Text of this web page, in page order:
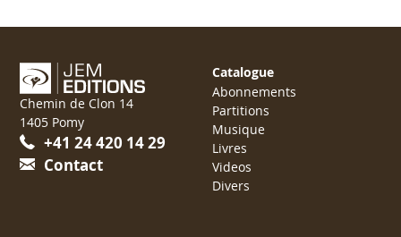
Chemin de Clon 14
1405 Pomy
+41 24 420 14 29
Contact
Catalogue
Abonnements
Partitions
Musique
Livres
Videos
Divers